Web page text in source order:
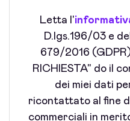
Letta l'
D.lgs.196/03 e
679/2016
RICHIESTA" do il
dei miei dati
ricontattato al fine
commerciali in